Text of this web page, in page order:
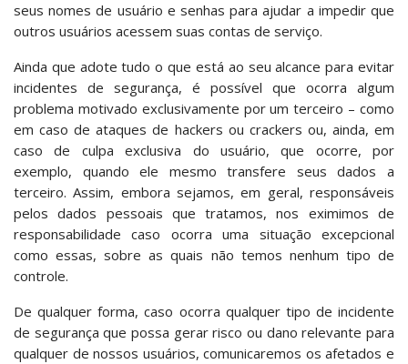
seus nomes de usuário e senhas para ajudar a impedir que
outros usuários acessem suas contas de serviço.
Ainda que adote tudo o que está ao seu alcance para evitar
incidentes de segurança, é possível que ocorra algum
problema motivado exclusivamente por um terceiro – como
em caso de ataques de hackers ou crackers ou, ainda, em
caso de culpa exclusiva do usuário, que ocorre, por
exemplo, quando ele mesmo transfere seus dados a
terceiro. Assim, embora sejamos, em geral, responsáveis
pelos dados pessoais que tratamos, nos eximimos de
responsabilidade caso ocorra uma situação excepcional
como essas, sobre as quais não temos nenhum tipo de
controle.
De qualquer forma, caso ocorra qualquer tipo de incidente
de segurança que possa gerar risco ou dano relevante para
qualquer de nossos usuários, comunicaremos os afetados e